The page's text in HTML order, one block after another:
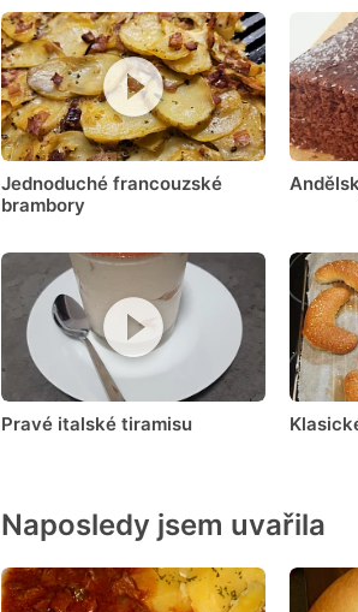
Jednoduché francouzské
brambory
Pravé italské tiramisu
Naposledy jsem uvařila